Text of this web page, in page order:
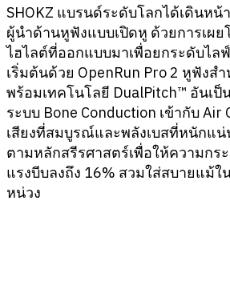
SHOKZ แบรนด์ระดับโลกได้เดินหน้
ผู้นำด้านหูฟังแบบเปิดหู ด้วยการเผ
ไฮไลต์ที่ออกแบบมาเพื่อยกระดับไล
เริ่มต้นด้วย OpenRun Pro 2 หูฟังส
พร้อมเทคโนโลยี DualPitch™ อันเ
ระบบ Bone Conduction เข้ากับ Air
เสียงที่สมบูรณ์และพลังเบสที่หนักแ
ตามหลักสรีรศาสตร์เพื่อให้ความกร
แรงบีบลงถึง 16% สวมใส่สบายแม้
หน่วง